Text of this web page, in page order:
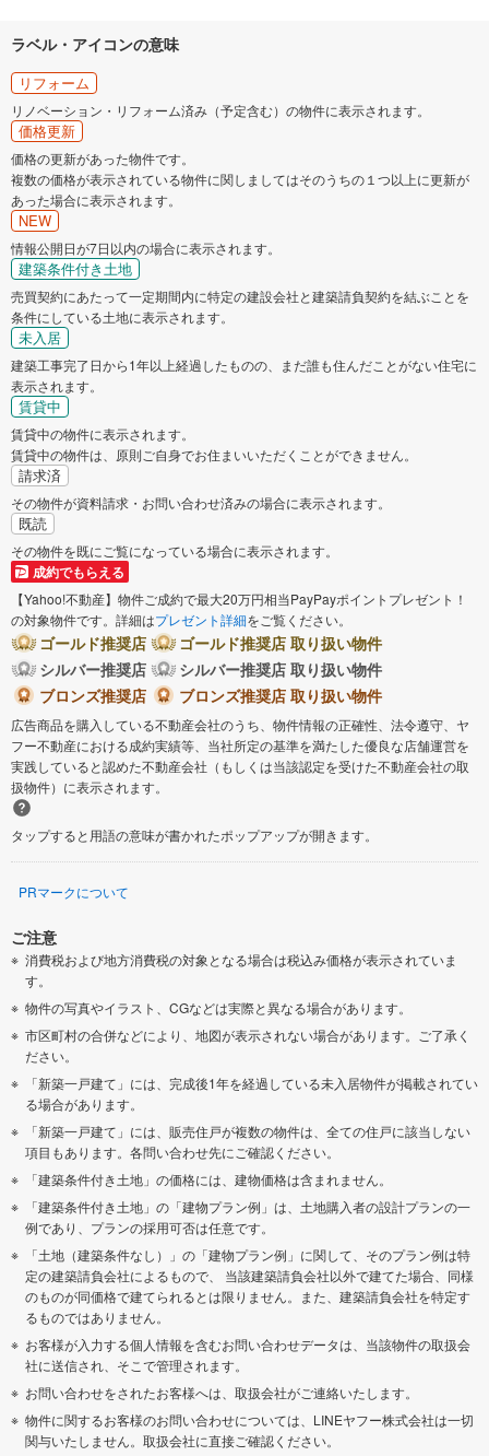
ラベル・アイコンの意味
リフォーム
リノベーション・リフォーム済み（予定含む）の物件に表示されます。
価格更新
価格の更新があった物件です。
複数の価格が表示されている物件に関しましてはそのうちの１つ以上に更新が
あった場合に表示されます。
NEW
情報公開日が7日以内の場合に表示されます。
建築条件付き土地
売買契約にあたって一定期間内に特定の建設会社と建築請負契約を結ぶことを
条件にしている土地に表示されます。
未入居
建築工事完了日から1年以上経過したものの、まだ誰も住んだことがない住宅に
表示されます。
賃貸中
賃貸中の物件に表示されます。
賃貸中の物件は、原則ご自身でお住まいいただくことができません。
請求済
その物件が資料請求・お問い合わせ済みの場合に表示されます。
既読
その物件を既にご覧になっている場合に表示されます。
成約でもらえる
【Yahoo!不動産】物件ご成約で最大20万円相当PayPayポイントプレゼント！
の対象物件です。詳細はプレゼント詳細をご覧ください。
ゴールド推奨店
ゴールド推奨店 取り扱い物件
シルバー推奨店
シルバー推奨店 取り扱い物件
ブロンズ推奨店
ブロンズ推奨店 取り扱い物件
広告商品を購入している不動産会社のうち、物件情報の正確性、法令遵守、ヤ
フー不動産における成約実績等、当社所定の基準を満たした優良な店舗運営を
実践していると認めた不動産会社（もしくは当該認定を受けた不動産会社の取
扱物件）に表示されます。
タップすると用語の意味が書かれたポップアップが開きます。
PRマークについて
ご注意
消費税および地方消費税の対象となる場合は税込み価格が表示されていま
す。
物件の写真やイラスト、CGなどは実際と異なる場合があります。
市区町村の合併などにより、地図が表示されない場合があります。ご了承く
ださい。
「新築一戸建て」には、完成後1年を経過している未入居物件が掲載されてい
る場合があります。
「新築一戸建て」には、販売住戸が複数の物件は、全ての住戸に該当しない
項目もあります。各問い合わせ先にご確認ください。
「建築条件付き土地」の価格には、建物価格は含まれません。
「建築条件付き土地」の「建物プラン例」は、土地購入者の設計プランの一
例であり、プランの採用可否は任意です。
「土地（建築条件なし）」の「建物プラン例」に関して、そのプラン例は特
定の建築請負会社によるもので、 当該建築請負会社以外で建てた場合、同様
のものが同価格で建てられるとは限りません。また、建築請負会社を特定す
るものではありません。
お客様が入力する個人情報を含むお問い合わせデータは、当該物件の取扱会
社に送信され、そこで管理されます。
お問い合わせをされたお客様へは、取扱会社がご連絡いたします。
物件に関するお客様のお問い合わせについては、LINEヤフー株式会社は一切
関与いたしません。取扱会社に直接ご確認ください。